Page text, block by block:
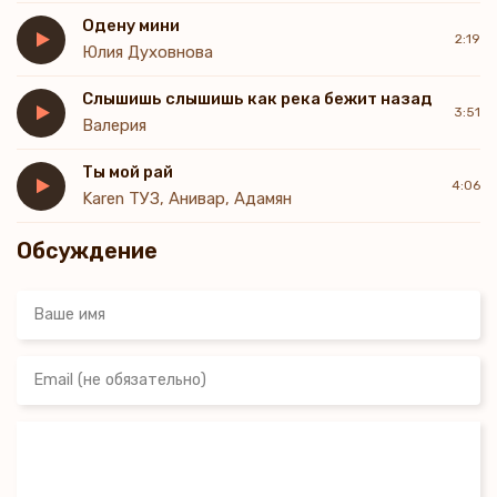
Ставят все сто лишь на меня
Но-но всё жеОдену мини
Юлия Духовнова
2:19
Слышишь слышишь как река бежит назад
Валерия
3:51
Ты мой рай
Karen ТУЗ, Анивар, Адамян
4:06
Обсуждение